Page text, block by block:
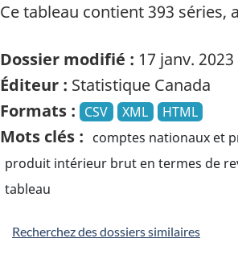
Ce tableau contient 393 séries,
Dossier modifié : 17 janv. 2023
Éditeur : Statistique Canada
Formats : CSV XML HTML
Mots clés : comptes nationaux et
produit intérieur brut en termes de
tableau
Recherchez des dossiers similaires